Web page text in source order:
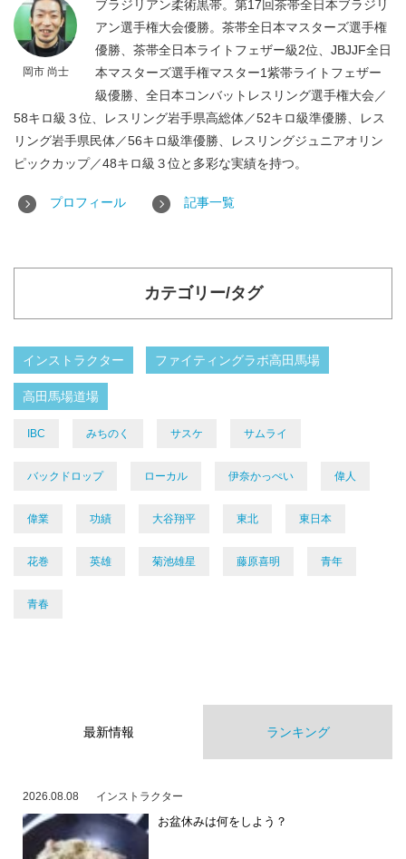
岡市 尚士
ブラジリアン柔術黒帯。第17回茶帯全日本ブラジリ
アン選手権大会優勝。茶帯全日本マスターズ選手権
優勝、茶帯全日本ライトフェザー級2位、JBJJF全日
本マスターズ選手権マスター1紫帯ライトフェザー
級優勝、全日本コンバットレスリング選手権大会／
58キロ級３位、レスリング岩手県高総体／52キロ級準優勝、レス
リング岩手県民体／56キロ級準優勝、レスリングジュニアオリン
ピックカップ／48キロ級３位と多彩な実績を持つ。
プロフィール 記事一覧
カテゴリー/タグ
インストラクター ファイティングラボ高田馬場
高田馬場道場
IBC みちのく サスケ サムライ
バックドロップ ローカル 伊奈かっぺい 偉人
偉業 功績 大谷翔平 東北 東日本
花巻 英雄 菊池雄星 藤原喜明 青年
青春
最新情報 ランキング
2026.08.08 インストラクター
お盆休みは何をしよう？